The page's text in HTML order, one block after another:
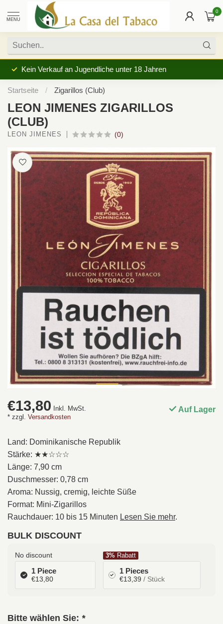
MENU
0
Kein Verkauf an Jugendliche unter 18 Jahren
Startseite / Zigarillos (Club)
LEON JIMENES ZIGARILLOS
(CLUB)
LEON JIMENES (0)
€13,80
Inkl. MwSt.
* zzgl. Versandkosten
Auf Lager
Land: Dominikanische Republik
Stärke: ★★☆☆☆
Länge: 7,90 cm
Duschmesser: 0,78 cm
Aroma: Nussig, cremig, leichte Süße
Format: Mini-Zigarillos
Rauchdauer: 10 bis 15 Minuten Lesen Sie mehr.
BULK DISCOUNT
No discount
1 Piece
€13,80
3%Rabatt
1 Pieces
€13,39 / Stück
Bitte wählen Sie: *